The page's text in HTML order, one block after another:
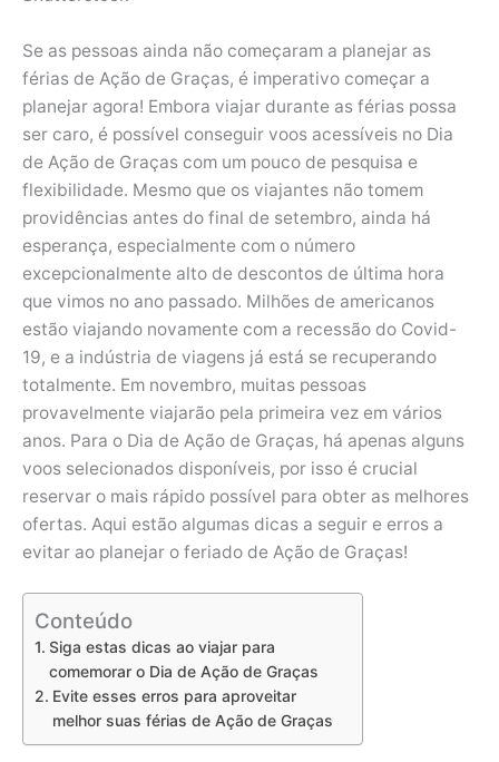
Se as pessoas ainda não começaram a planejar as
férias de Ação de Graças, é imperativo começar a
planejar agora! Embora viajar durante as férias possa
ser caro, é possível conseguir voos acessíveis no Dia
de Ação de Graças com um pouco de pesquisa e
flexibilidade. Mesmo que os viajantes não tomem
providências antes do final de setembro, ainda há
esperança, especialmente com o número
excepcionalmente alto de descontos de última hora
que vimos no ano passado. Milhões de americanos
estão viajando novamente com a recessão do Covid-
19, e a indústria de viagens já está se recuperando
totalmente. Em novembro, muitas pessoas
provavelmente viajarão pela primeira vez em vários
anos. Para o Dia de Ação de Graças, há apenas alguns
voos selecionados disponíveis, por isso é crucial
reservar o mais rápido possível para obter as melhores
ofertas. Aqui estão algumas dicas a seguir e erros a
evitar ao planejar o feriado de Ação de Graças!
Conteúdo
Siga estas dicas ao viajar para
comemorar o Dia de Ação de Graças
Evite esses erros para aproveitar
melhor suas férias de Ação de Graças